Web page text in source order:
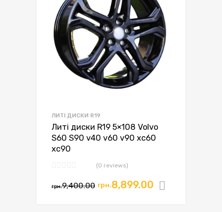
ЛИТІ ДИСКИ R19
Литі диски R19 5×108 Volvo
S60 S90 v40 v60 v90 xc60
xc90
(0 reviews)
грн.9,400.00 Оригінальна
грн.8,899.00 Поточна